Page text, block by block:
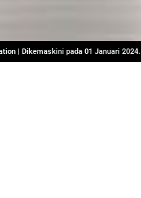
| Dikemaskini pada 01 Januari 2024.